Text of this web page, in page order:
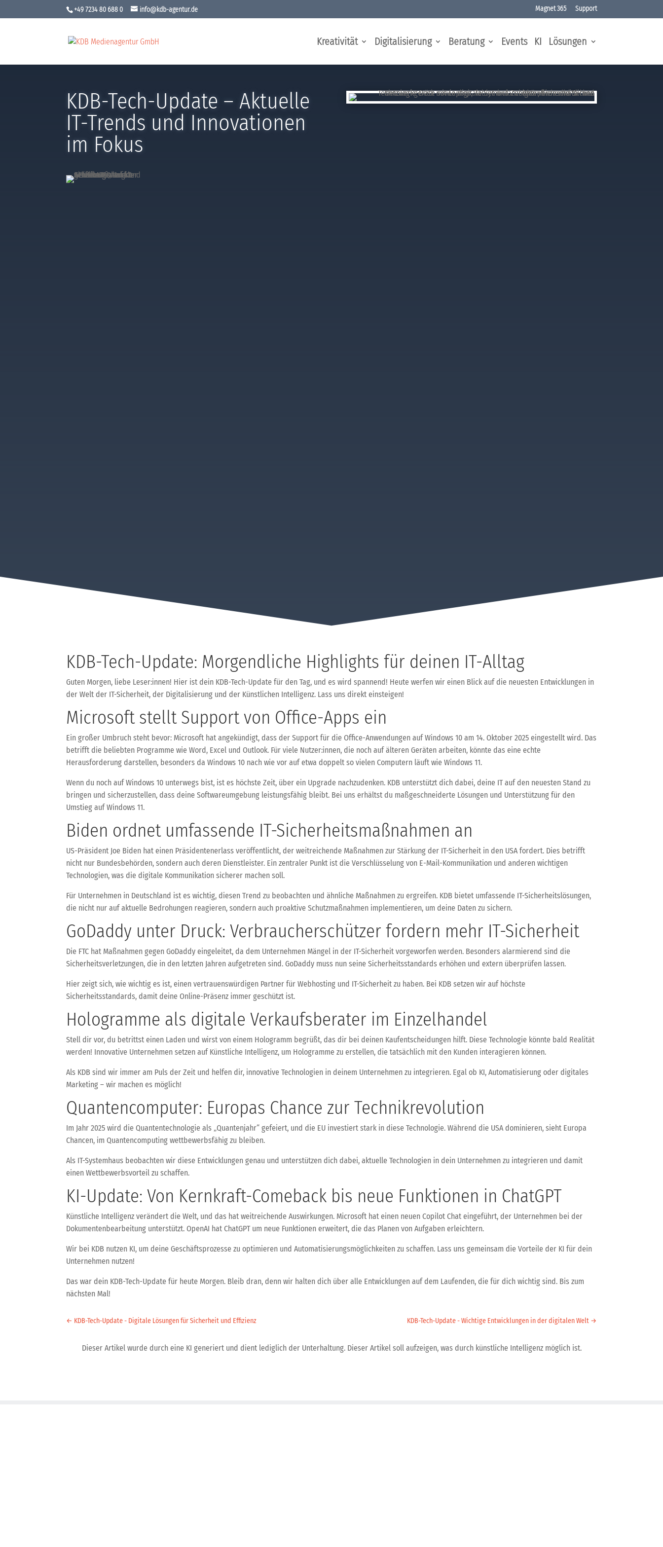
+49 7234 80 688 0 info@kdb-agentur.de Magnet 365 Support
Kreativität Digitalisierung Beratung Events KI Lösungen
KDB-Tech-Update – Aktuelle
IT-Trends und Innovationen
im Fokus
KDB-Tech-Update: Morgendliche Highlights für deinen IT-Alltag
Guten Morgen, liebe Leser:innen! Hier ist dein KDB-Tech-Update für den Tag, und es wird spannend! Heute werfen wir einen Blick auf die neuesten Entwicklungen in
der Welt der IT-Sicherheit, der Digitalisierung und der Künstlichen Intelligenz. Lass uns direkt einsteigen!
Microsoft stellt Support von Office-Apps ein
Ein großer Umbruch steht bevor: Microsoft hat angekündigt, dass der Support für die Office-Anwendungen auf Windows 10 am 14. Oktober 2025 eingestellt wird. Das
betrifft die beliebten Programme wie Word, Excel und Outlook. Für viele Nutzer:innen, die noch auf älteren Geräten arbeiten, könnte das eine echte
Herausforderung darstellen, besonders da Windows 10 nach wie vor auf etwa doppelt so vielen Computern läuft wie Windows 11.
Wenn du noch auf Windows 10 unterwegs bist, ist es höchste Zeit, über ein Upgrade nachzudenken. KDB unterstützt dich dabei, deine IT auf den neuesten Stand zu
bringen und sicherzustellen, dass deine Softwareumgebung leistungsfähig bleibt. Bei uns erhältst du maßgeschneiderte Lösungen und Unterstützung für den
Umstieg auf Windows 11.
Biden ordnet umfassende IT-Sicherheitsmaßnahmen an
US-Präsident Joe Biden hat einen Präsidentenerlass veröffentlicht, der weitreichende Maßnahmen zur Stärkung der IT-Sicherheit in den USA fordert. Dies betrifft
nicht nur Bundesbehörden, sondern auch deren Dienstleister. Ein zentraler Punkt ist die Verschlüsselung von E-Mail-Kommunikation und anderen wichtigen
Technologien, was die digitale Kommunikation sicherer machen soll.
Für Unternehmen in Deutschland ist es wichtig, diesen Trend zu beobachten und ähnliche Maßnahmen zu ergreifen. KDB bietet umfassende IT-Sicherheitslösungen,
die nicht nur auf aktuelle Bedrohungen reagieren, sondern auch proaktive Schutzmaßnahmen implementieren, um deine Daten zu sichern.
GoDaddy unter Druck: Verbraucherschützer fordern mehr IT-Sicherheit
Die FTC hat Maßnahmen gegen GoDaddy eingeleitet, da dem Unternehmen Mängel in der IT-Sicherheit vorgeworfen werden. Besonders alarmierend sind die
Sicherheitsverletzungen, die in den letzten Jahren aufgetreten sind. GoDaddy muss nun seine Sicherheitsstandards erhöhen und extern überprüfen lassen.
Hier zeigt sich, wie wichtig es ist, einen vertrauenswürdigen Partner für Webhosting und IT-Sicherheit zu haben. Bei KDB setzen wir auf höchste
Sicherheitsstandards, damit deine Online-Präsenz immer geschützt ist.
Hologramme als digitale Verkaufsberater im Einzelhandel
Stell dir vor, du betrittst einen Laden und wirst von einem Hologramm begrüßt, das dir bei deinen Kaufentscheidungen hilft. Diese Technologie könnte bald Realität
werden! Innovative Unternehmen setzen auf Künstliche Intelligenz, um Hologramme zu erstellen, die tatsächlich mit den Kunden interagieren können.
Als KDB sind wir immer am Puls der Zeit und helfen dir, innovative Technologien in deinem Unternehmen zu integrieren. Egal ob KI, Automatisierung oder digitales
Marketing – wir machen es möglich!
Quantencomputer: Europas Chance zur Technikrevolution
Im Jahr 2025 wird die Quantentechnologie als „Quantenjahr“ gefeiert, und die EU investiert stark in diese Technologie. Während die USA dominieren, sieht Europa
Chancen, im Quantencomputing wettbewerbsfähig zu bleiben.
Als IT-Systemhaus beobachten wir diese Entwicklungen genau und unterstützen dich dabei, aktuelle Technologien in dein Unternehmen zu integrieren und damit
einen Wettbewerbsvorteil zu schaffen.
KI-Update: Von Kernkraft-Comeback bis neue Funktionen in ChatGPT
Künstliche Intelligenz verändert die Welt, und das hat weitreichende Auswirkungen. Microsoft hat einen neuen Copilot Chat eingeführt, der Unternehmen bei der
Dokumentenbearbeitung unterstützt. OpenAI hat ChatGPT um neue Funktionen erweitert, die das Planen von Aufgaben erleichtern.
Wir bei KDB nutzen KI, um deine Geschäftsprozesse zu optimieren und Automatisierungsmöglichkeiten zu schaffen. Lass uns gemeinsam die Vorteile der KI für dein
Unternehmen nutzen!
Das war dein KDB-Tech-Update für heute Morgen. Bleib dran, denn wir halten dich über alle Entwicklungen auf dem Laufenden, die für dich wichtig sind. Bis zum
nächsten Mal!
← KDB-Tech-Update - Digitale Lösungen für Sicherheit und Effizienz KDB-Tech-Update - Wichtige Entwicklungen in der digitalen Welt→
Dieser Artikel wurde durch eine KI generiert und dient lediglich der Unterhaltung. Dieser Artikel soll aufzeigen, was durch künstliche Intelligenz möglich ist.